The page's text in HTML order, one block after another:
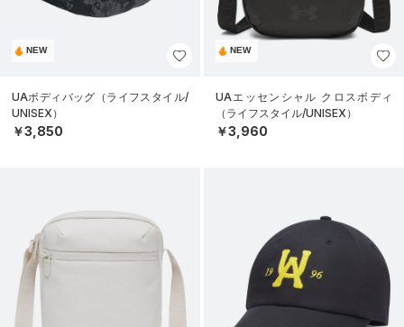
NEW
UAボディバッグ（ライフスタイル/
UNISEX）
￥3,850
NEW
UAエッセンシャル クロスボディ
（ライフスタイル/UNISEX）
￥3,960